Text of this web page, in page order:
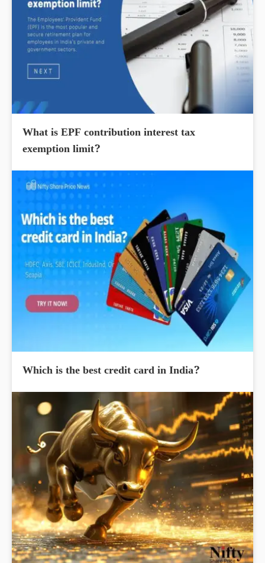
What is EPF contribution interest tax
exemption limit?
Which is the best credit card in India?